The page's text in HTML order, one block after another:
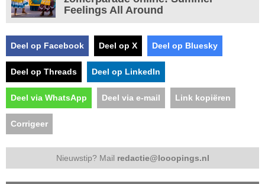
Feelings All Around
Deel op Facebook Deel op X Deel op Bluesky
Deel op Threads Deel op LinkedIn
Deel via WhatsApp Deel via e-mail Link kopiëren
Corrigeer
Nieuwstip? Mail redactie@looopings.nl